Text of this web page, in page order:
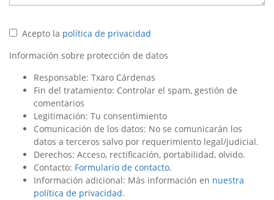
Acepto la política de privacidad
Información sobre protección de datos
Responsable: Txaro Cárdenas
Fin del tratamiento: Controlar el spam, gestión de
comentarios
Legitimación: Tu consentimiento
Comunicación de los datos: No se comunicarán los
datos a terceros salvo por requerimiento legal/judicial.
Derechos: Acceso, rectificación, portabilidad, olvido.
Contacto: Formulario de contacto.
Información adicional: Más información en nuestra
política de privacidad.